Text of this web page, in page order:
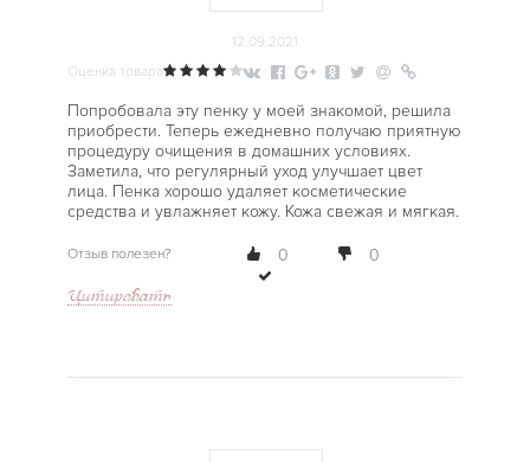
12.09.2021
Оценка товара
Попробовала эту пенку у моей знакомой, решила
приобрести. Теперь ежедневно получаю приятную
процедуру очищения в домашних условиях.
Заметила, что регулярный уход улучшает цвет
лица. Пенка хорошо удаляет косметические
средства и увлажняет кожу. Кожа свежая и мягкая.
Отзыв полезен? 0 0
Цитировать